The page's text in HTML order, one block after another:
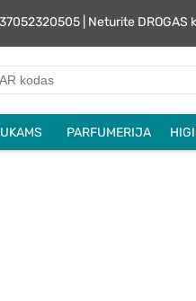
| Neturite
PARFUMERIJA